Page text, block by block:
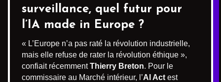
surveillance, quel futur pour
l’IA made in Europe ?
« L’Europe n’a pas raté la révolution industrielle,
mais elle refuse de rater la révolution éthique »,
confiait récemmentThierry Breton. Pour le
commissaire au Marché intérieur, l’AI Act est